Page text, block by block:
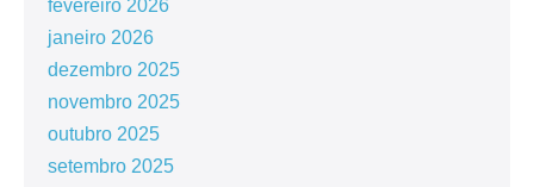
fevereiro 2026
janeiro 2026
dezembro 2025
novembro 2025
outubro 2025
setembro 2025